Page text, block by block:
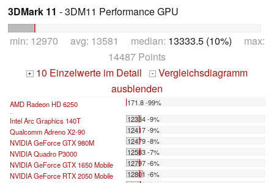
3DMark 11 - 3DM11 Performance GPU
min: 12970 avg: 13581 median: 13333.5 (10%) max:
14487 Points
+ 10 Einzelwerte im Detail -
Vergleichsdiagramm
ausblenden
AMD Radeon HD 6250 171.8 -99%
...
Intel Arc Graphics 140T
12334 -9%
Qualcomm Adreno X2-90
12417 -9%
NVIDIA GeForce GTX 980M
12479 -8%
NVIDIA Quadro P3000
12583 -7%
NVIDIA GeForce GTX 1650 Mobile
12797 -6%
NVIDIA GeForce RTX 2050 Mobile
12801 -6%